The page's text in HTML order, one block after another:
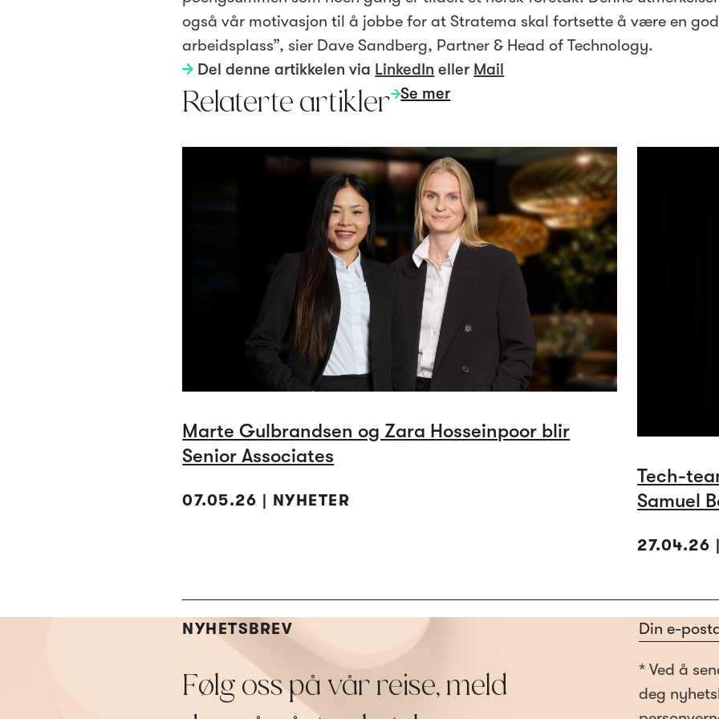
også vår motivasjon til å jobbe for at Stratema skal fortsette å være en god
arbeidsplass”, sier Dave Sandberg, Partner & Head of Technology.
Del denne artikkelen via LinkedIn eller Mail
Relaterte artikler Se mer
Marte Gulbrandsen og Zara Hosseinpoor blir
Senior Associates
07.05.26 | NYHETER
Tech-
Samuel
27.04.26
NYHETSBREV
Følg oss på vår reise, meld
Section
* Ved å
deg